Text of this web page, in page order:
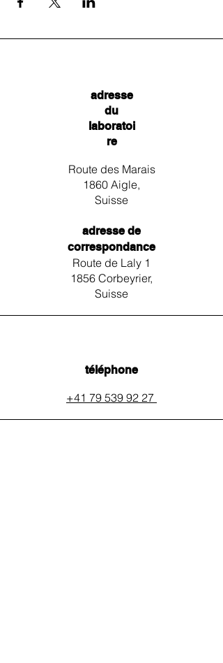
adresse
du
laboratoi
re
Route des Marais
1860 Aigle,
Suisse
adresse de
correspondance
Route de Laly 1
1856 Corbeyrier,
Suisse
téléphone
+41 79 539 92 27